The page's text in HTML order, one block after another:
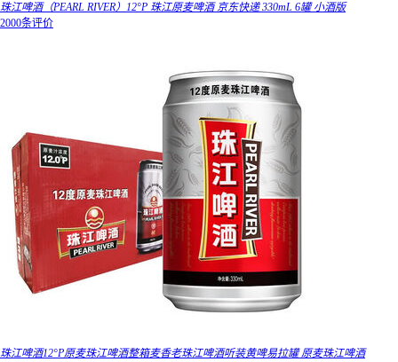
珠江啤酒（PEARL RIVER）12°P 珠江原麦啤酒 京东快递 330mL 6罐 小酒版
2000条评价
珠江啤酒12°P原麦珠江啤酒整箱麦香老珠江啤酒听装黄啤易拉罐 原麦珠江啤酒